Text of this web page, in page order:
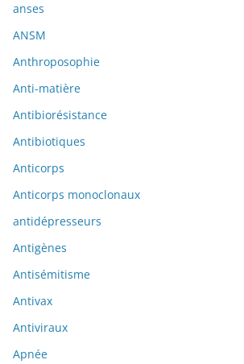
anses
ANSM
Anthroposophie
Anti-matière
Antibiorésistance
Antibiotiques
Anticorps
Anticorps monoclonaux
antidépresseurs
Antigènes
Antisémitisme
Antivax
Antiviraux
Apnée